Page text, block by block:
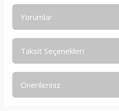
Yorumlar
Taksit Seçenekleri
Önerileriniz